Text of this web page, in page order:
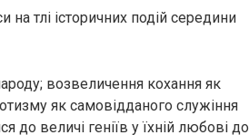
на тлі історичних подій середини
возвеличення кохання як
як самовідданого служіння
до величі геніїв у їхній любові до